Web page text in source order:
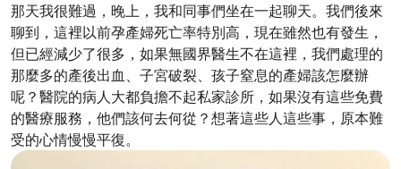
那天我很難過，晚上，我和同事們坐在一起聊天。我們後來
聊到，這裡以前孕產婦死亡率特別高，現在雖然也有發生，
但已經減少了很多，如果無國界醫生不在這裡，我們處理的
那麼多的產後出血、子宮破裂、孩子窒息的產婦該怎麼辦
呢？醫院的病人大都負擔不起私家診所，如果沒有這些免費
的醫療服務，他們該何去何從？想著這些人這些事，原本難
受的心情慢慢平復。